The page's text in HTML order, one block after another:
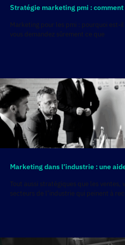
Stratégie marketing pmi : comment
Marketing pour les pmi : pourquoi est-il
vous demandez sûrement ce que
Marketing dans l’industrie : une
Tout aussi stratégiques que les ventes,
secteurs de l’industrie qui peinent à